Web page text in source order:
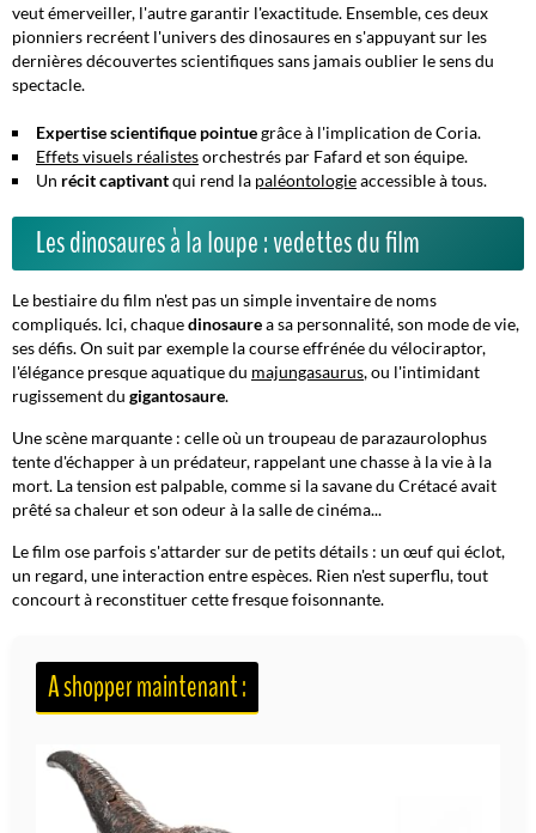
veut émerveiller, l'autre garantir l'exactitude. Ensemble, ces deux
pionniers recréent l'univers des dinosaures en s'appuyant sur les
dernières découvertes scientifiques sans jamais oublier le sens du
spectacle.
Expertise scientifique pointuegrâce à l'implication de Coria.
Effets visuels réalistesorchestrés par Fafard et son équipe.
Un récit captivantqui rend la paléontologieaccessible à tous.
Les dinosaures à la loupe : vedettes du film
Le bestiaire du film n'est pas un simple inventaire de noms
compliqués. Ici, chaquedinosaurea sa personnalité, son mode de vie,
ses défis. On suit par exemple la course effrénée du vélociraptor,
l'élégance presque aquatique du majungasaurus, ou l'intimidant
rugissement du gigantosaure.
Une scène marquante : celle où un troupeau de parazaurolophus
tente d'échapper à un prédateur, rappelant une chasse à la vie à la
mort. La tension est palpable, comme si la savane du Crétacé avait
prêté sa chaleur et son odeur à la salle de cinéma...
Le film ose parfois s'attarder sur de petits détails : un œuf qui éclot,
un regard, une interaction entre espèces. Rien n'est superflu, tout
concourt à reconstituer cette fresque foisonnante.
A shopper maintenant :